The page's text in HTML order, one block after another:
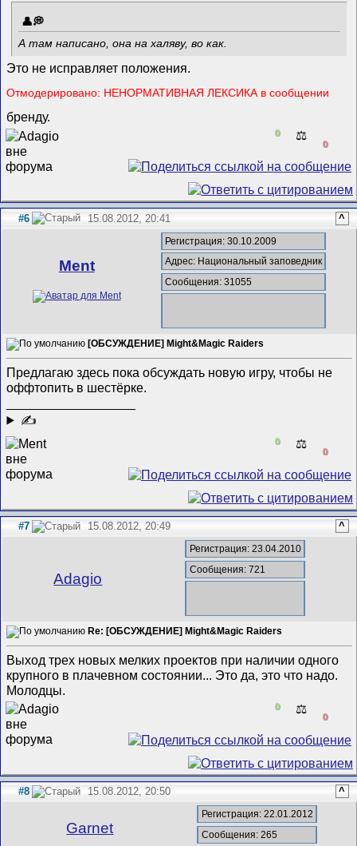
А там написано, она на халяву, во как.
Это не исправляет положения.
Отмодерировано: НЕНОРМАТИВНАЯ ЛЕКСИКА в сообщении
бренду.
0 ⚖️
0
#6 15.08.2012, 20:41 ^
Ment
Регистрация: 30.10.2009
Адрес: Национальный заповедник
Сообщения: 31055
[ОБСУЖДЕНИЕ] Might&Magic Raiders
Предлагаю здесь пока обсуждать новую игру, чтобы не
оффтопить в шестёрке.
✍
0 ⚖️
0
#7 15.08.2012, 20:49 ^
Adagio
Регистрация: 23.04.2010
Сообщения: 721
Re: [ОБСУЖДЕНИЕ] Might&Magic Raiders
Выход трех новых мелких проектов при наличии одного
крупного в плачевном состоянии... Это да, это что надо.
Молодцы.
0 ⚖️
0
#8 15.08.2012, 20:50 ^
Garnet
Регистрация: 22.01.2012
Сообщения: 265